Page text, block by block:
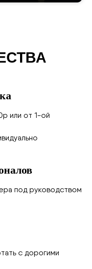
или от 1-ой
под руководством
с дорогими